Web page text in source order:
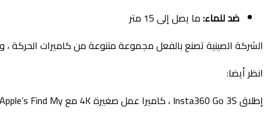
ضد للماء:ما يصل إلى 15 متر
الشركة الصينية تصنع بالفعل مجموعة متنوعة من كاميرات الحركة ، و X5 هي خليفة X4.
انظر أيضا:
إطلاق Insta360 Go 3S ، كاميرا عمل صغيرة 4K مع Apple’s Find My